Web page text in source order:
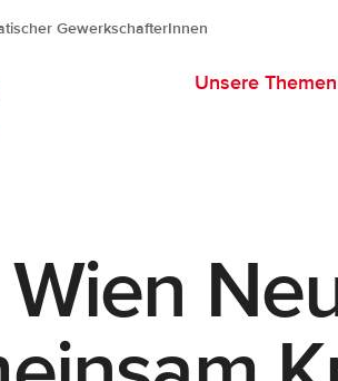
GewerkschafterInnen
Unsere Themen
Wien